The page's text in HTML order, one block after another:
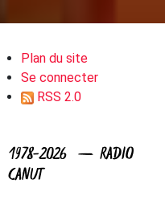
Plan du site
Se connecter
RSS 2.0
1978-2026 — RADIO
CANUT